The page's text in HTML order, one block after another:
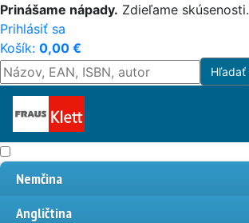
Prinášame nápady. Zdieľame skúsenosti.
Prihlásiť sa
Košík: 0,00 €
Nemčina
Angličtina